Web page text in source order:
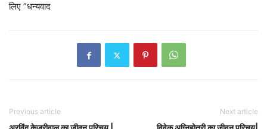
लिए ”धन्यवाद
Previous article Next article